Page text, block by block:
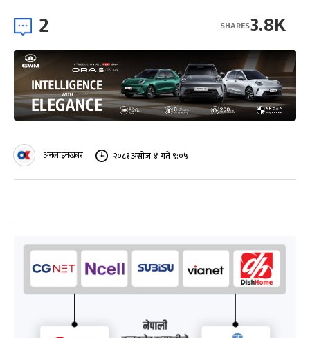
2 3.8K
SHARES
अनलाइनखबर २०८१ असोज ४ गते ९:०५